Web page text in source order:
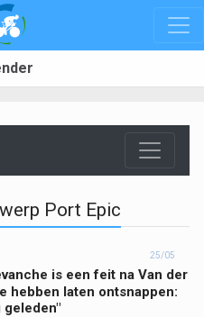
Port Epic
25/05
is een feit na Van der
hebben laten ontsnappen:
geleden"